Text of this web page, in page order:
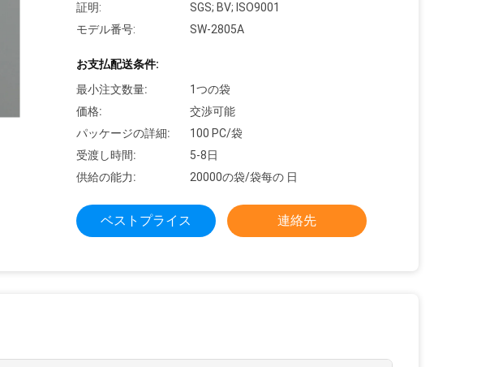
証明:
SGS; BV; ISO9001
モデル番号:
SW-2805A
お支払配送条件:
最小注文数量:
1つの袋
価格:
交渉可能
パッケージの詳細:
100 PC/袋
受渡し時間:
5-8日
供給の能力:
20000の袋/袋每の 日
ベストプライス 連絡先